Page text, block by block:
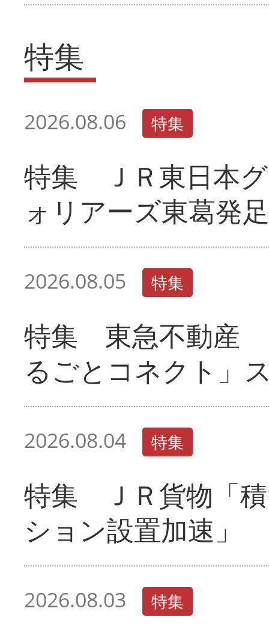
特集
2026.08.06 特集
特集 ＪＲ東日本
ォリアーズ東葛発足
2026.08.05 特集
特集 東急不動産
るごとコネクト」
2026.08.04 特集
特集 ＪＲ貨物「
ション設置加速」
2026.08.03 特集